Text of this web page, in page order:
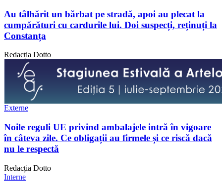
Au tâlhărit un bărbat pe stradă, apoi au plecat la
cumpărături cu cardurile lui. Doi suspecți, reținuți la
Constanța
Redacția Dotto
Externe
Noile reguli UE privind ambalajele intră în vigoare
în câteva zile. Ce obligații au firmele și ce riscă dacă
nu le respectă
Redacția Dotto
Interne